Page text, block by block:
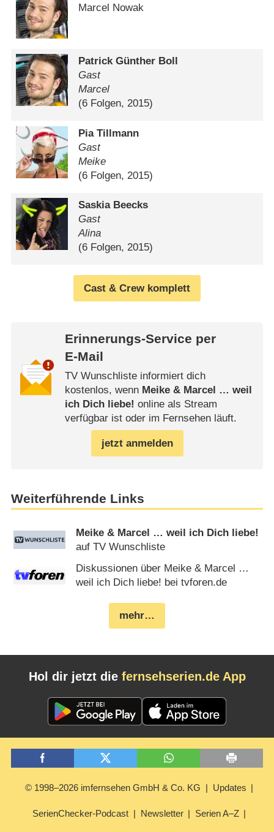
Marcel Nowak
Patrick Günther Boll
Gast
Marcel
(6 Folgen, 2015)
Pia Tillmann
Gast
Meike
(6 Folgen, 2015)
Saskia Beecks
Gast
Alina
(6 Folgen, 2015)
Cast & Crew komplett
Erinnerungs-Service per
E-Mail
TV Wunschliste informiert dich
kostenlos, wenn Meike & Marcel … weil
ich Dich liebe! online als Stream
verfügbar ist oder im Fernsehen läuft.
jetzt anmelden
Weiterführende Links
Meike & Marcel … weil ich Dich liebe!
auf TV Wunschliste
Diskussionen über Meike & Marcel …
weil ich Dich liebe! bei tvforen.de
mehr…
Hol dir jetzt die fernsehserien.de App
© 1998–2026 imfernsehen GmbH & Co. KG Updates
SerienChecker-Podcast Newsletter Serien A–Z